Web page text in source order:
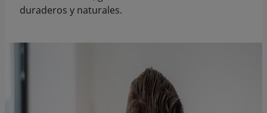
duraderos y naturales.